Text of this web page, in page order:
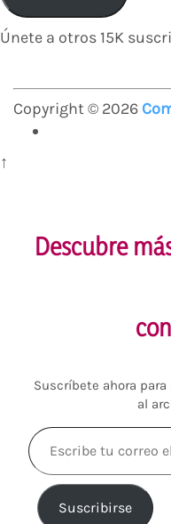
Únete a otros 15K
Copyright © 2026
↑
Descubre
Suscríbete ahora
al
Escribe
tu
correo
electrónico…
Suscribirse